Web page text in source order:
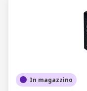
In magazzino